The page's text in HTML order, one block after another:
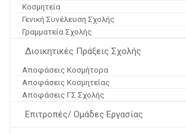
Κοσμητεία
Γενική Συνέλευση Σχολής
Γραμματεία Σχολής
Διοικητικές Πράξεις Σχολής
Αποφάσεις Κοσμήτορα
Αποφάσεις Κοσμητείας
Αποφάσεις ΓΣ Σχολής
Επιτροπές/ Ομάδες Εργασίας